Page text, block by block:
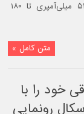
لیزری LDS معرفی شد. این محصول با باتری ۵۲۰۰ میلی‌آمپری تا ۱۸۰
متن کامل »
خود را با
رباتیک و مکش ۳۵۰۰۰ پاسکال رونمایی